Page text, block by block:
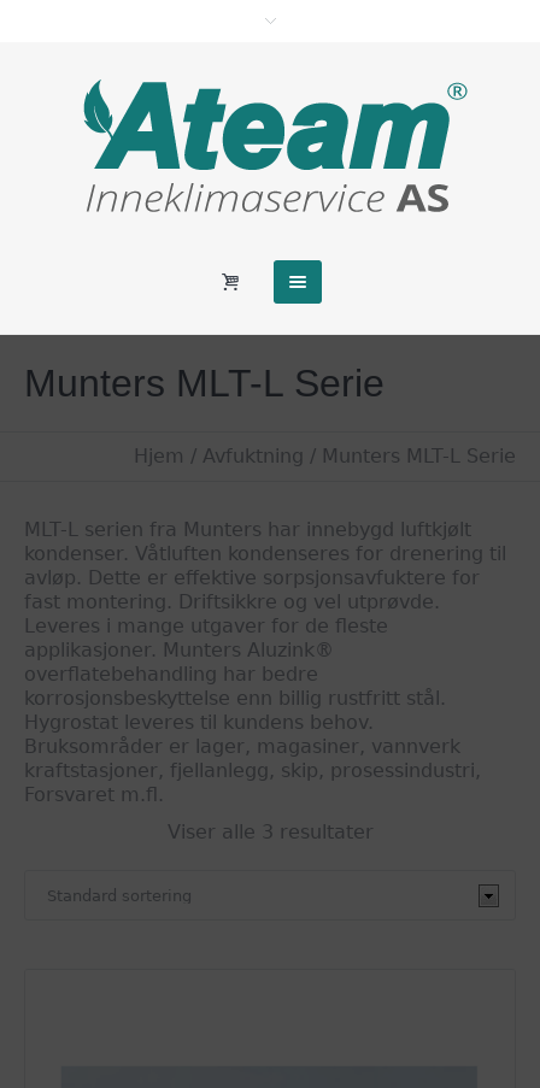
Munters MLT-L Serie
Hjem / Avfuktning / Munters MLT-L Serie
MLT-L serien fra Munters har innebygd luftkjølt
kondenser. Våtluften kondenseres for drenering til
avløp. Dette er effektive sorpsjonsavfuktere for
fast montering. Driftsikkre og vel utprøvde.
Leveres i mange utgaver for de fleste
applikasjoner. Munters Aluzink®
overflatebehandling har bedre
korrosjonsbeskyttelse enn billig rustfritt stål.
Hygrostat leveres til kundens behov.
Bruksområder er lager, magasiner, vannverk
kraftstasjoner, fjellanlegg, skip, prosessindustri,
Forsvaret m.fl.
Viser alle 3 resultater